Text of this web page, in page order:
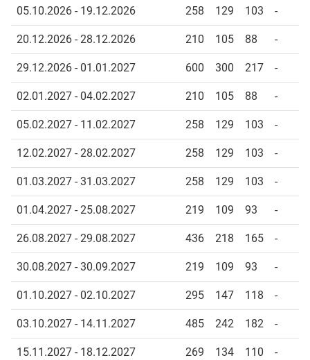
05.10.2026 - 19.12.2026 258 129 103 -
20.12.2026 - 28.12.2026 210 105 88 -
29.12.2026 - 01.01.2027 600 300 217 -
02.01.2027 - 04.02.2027 210 105 88 -
05.02.2027 - 11.02.2027 258 129 103 -
12.02.2027 - 28.02.2027 258 129 103 -
01.03.2027 - 31.03.2027 258 129 103 -
01.04.2027 - 25.08.2027 219 109 93 -
26.08.2027 - 29.08.2027 436 218 165 -
30.08.2027 - 30.09.2027 219 109 93 -
01.10.2027 - 02.10.2027 295 147 118 -
03.10.2027 - 14.11.2027 485 242 182 -
15.11.2027 - 18.12.2027 269 134 110 -